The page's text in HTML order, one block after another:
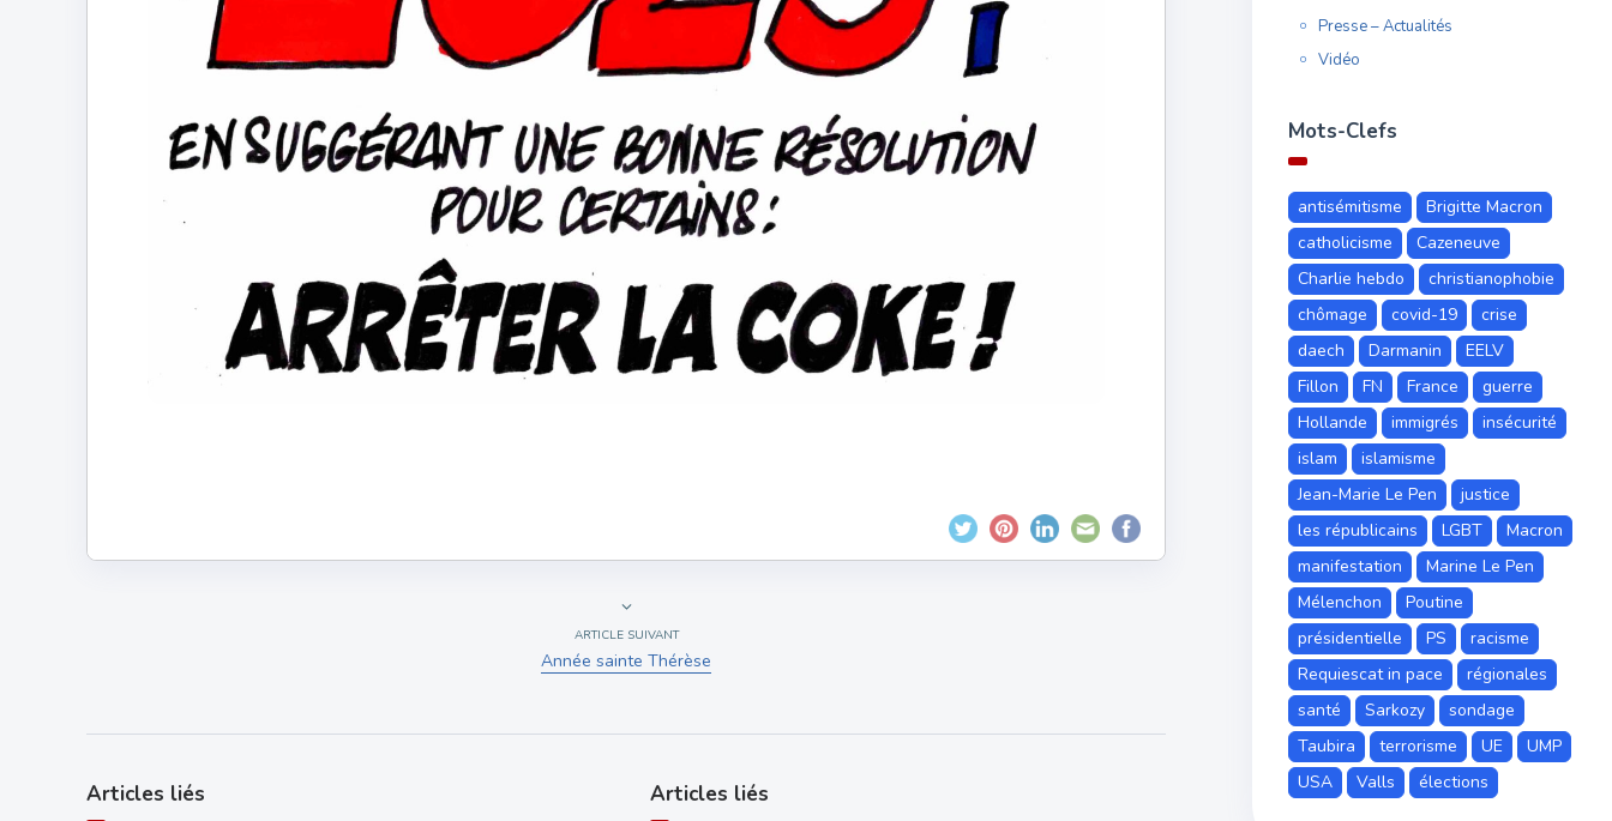
ARTICLE SUIVANT
Année sainte Thérèse
Articles liés Articles liés
Presse – Actualités
Vidéo
Mots-Clefs
antisémitisme
Brigitte Macron
catholicisme
Cazeneuve
Charlie hebdo
christianophobie
chômage
covid-19
crise
daech
Darmanin
EELV
Fillon
FN France
guerre
Hollande
immigrés
insécurité
islam
islamisme
Jean-Marie Le Pen
justice
les républicains
LGBT
Macron
manifestation
Marine Le Pen
Mélenchon
Poutine
présidentielle
PS
racisme
Requiescat in pace
régionales
santé
Sarkozy
sondage
Taubira
terrorisme UE
UMP
USA
Valls élections